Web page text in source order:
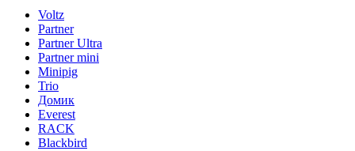
Voltz
Partner
Partner Ultra
Partner mini
Minipig
Trio
Домик
Everest
RACK
Blackbird